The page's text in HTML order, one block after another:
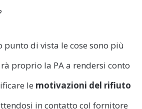
punto di vista le cose sono più
proprio la PA a rendersi conto
le motivazioni del rifiuto
in contatto col fornitore